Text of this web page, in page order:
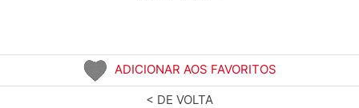
ADICIONAR AOS FAVORITOS
< DE VOLTA